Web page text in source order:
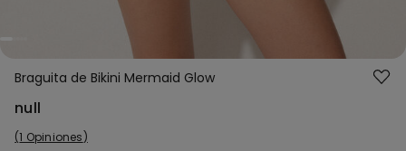
Braguita de Bikini Mermaid Glow
null
1 Opiniones